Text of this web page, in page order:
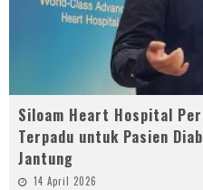
Siloam Heart Hospital
Terpadu untuk Pasien
Jantung
14 April 2026